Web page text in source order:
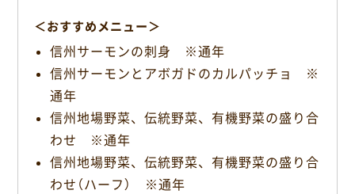
＜おすすめメニュー＞
信州サーモンの刺身 ※通年
信州サーモンとアボガドのカルパッチョ ※
通年
信州地場野菜、伝統野菜、有機野菜の盛り合
わせ ※通年
信州地場野菜、伝統野菜、有機野菜の盛り合
わせ（ハーフ） ※通年